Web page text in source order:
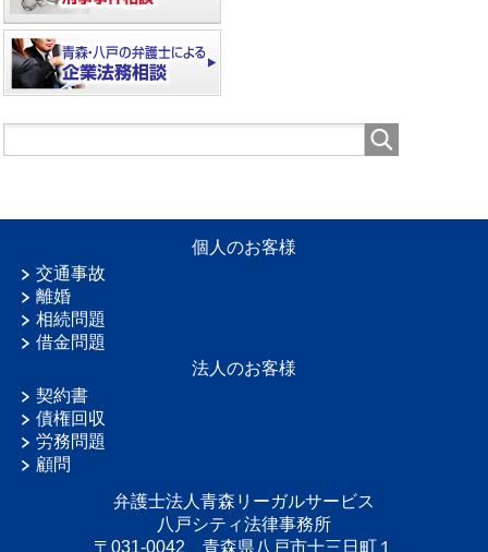
個人のお客様
交通事故
離婚
相続問題
借金問題
法人のお客様
契約書
債権回収
労務問題
顧問
弁護士法人青森リーガルサービス
八戸シティ法律事務所
〒031-0042 青森県八戸市十三日町１